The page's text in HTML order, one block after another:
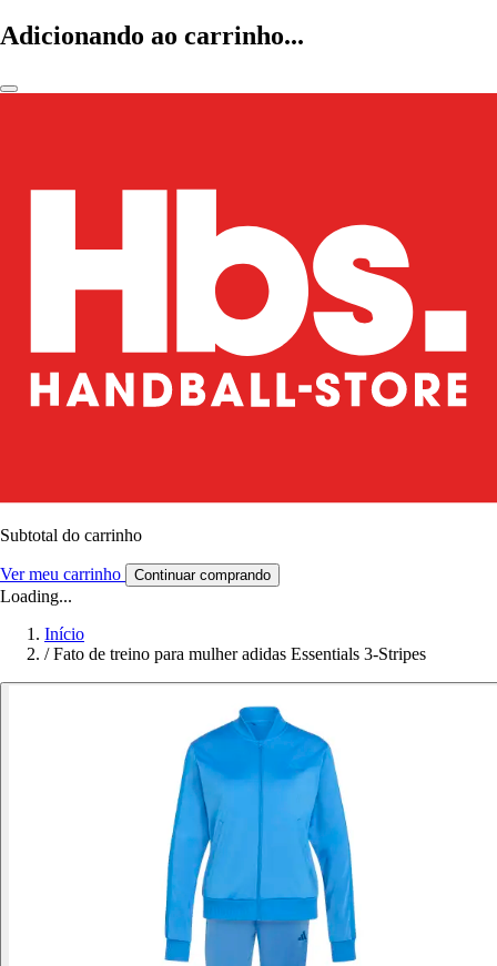
Adicionando ao carrinho...
Subtotal do carrinho
Ver meu carrinho Continuar comprando
Loading...
Início
/ Fato de treino para mulher adidas Essentials 3-Stripes